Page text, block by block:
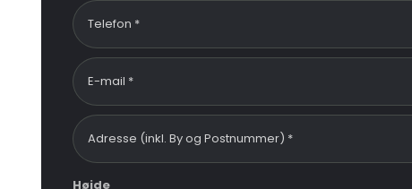
Højde